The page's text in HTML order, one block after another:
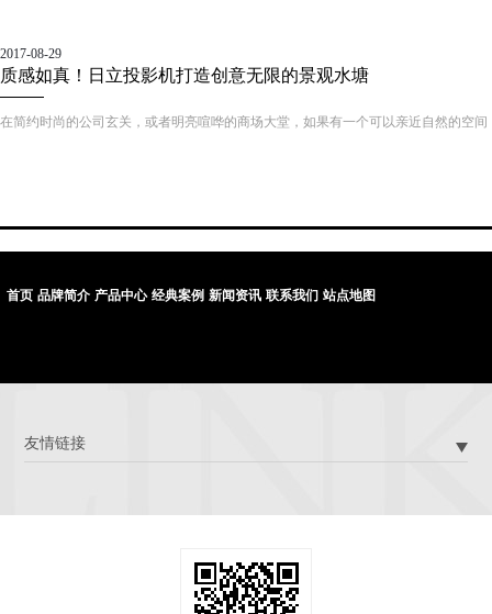
华侨城也大手笔投入此类最新互动科技，一时间，VR/AR技术炙手可热，大有成为景
区提质增效不二法宝的趋势。那么，这种“沉浸式”互动体验新科技究竟妙在何处？效
果又如何呢？
2017-08-29
质感如真！日立投影机打造创意无限的景观水塘
在简约时尚的公司玄关，或者明亮喧哗的商场大堂，如果有一个可以亲近自然的空间
首页 品牌简介 产品中心 经典案例 新闻资讯 联系我们 站点地图
友情链接